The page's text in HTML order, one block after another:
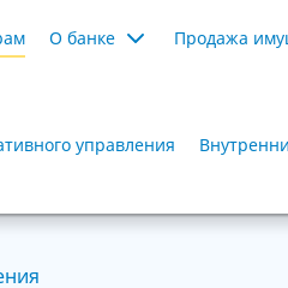
О банке Продажа
управления